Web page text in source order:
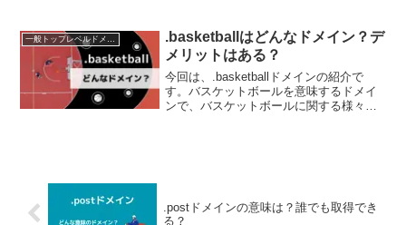
さい。.domainsドメインについて.do...
.basketballはどんなドメイン？デ
メリットはある？
今回は、.basketballドメインの紹介で
す。バスケットボールを意味するドメイ
ンで、バスケットボールに関する様々な
.postドメインの意味は？誰でも取得でき
る？